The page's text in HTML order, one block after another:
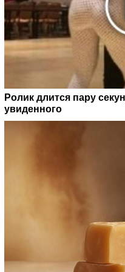
Ролик длится пару
увиденного